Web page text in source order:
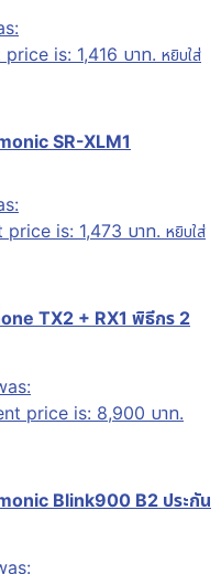
is: 1,416 บาท. หยิบใส่
SR-XLM1
price is: 1,473 บาท. หยิบใส่
TX2 + RX1 พิธีกร 2
price is: 8,900 บาท.
Blink900 B2 ประกัน